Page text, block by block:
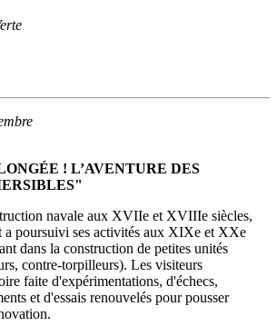
! L’AVENTURE DES
navale aux XVIIe et XVIIIe siècles,
a poursuivi ses activités aux XIXe et XXe
dans la construction de petites unités
contre-torpilleurs). Les visiteurs
faite d'expérimentations, d'échecs,
et d'essais renouvelés pour pousser